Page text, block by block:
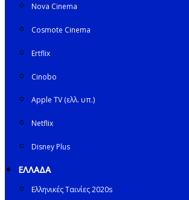
Nova Cinema
Cosmote Cinema
Ertflix
Cinobo
Apple TV (ελλ. υπ.)
Netflix
Disney Plus
ΕΛΛΑΔΑ
Ελληνικές Ταινίες 2020s